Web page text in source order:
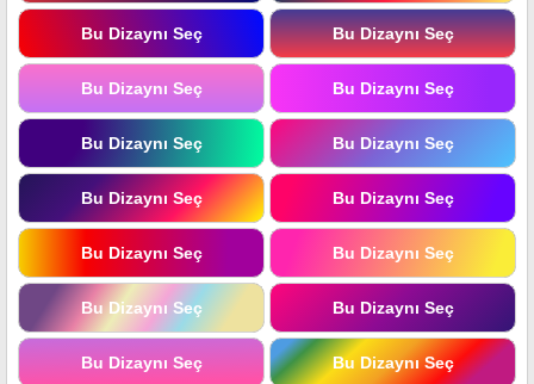
Bu Dizaynı Seç Bu Dizaynı Seç
Bu Dizaynı Seç Bu Dizaynı Seç
Bu Dizaynı Seç Bu Dizaynı Seç
Bu Dizaynı Seç Bu Dizaynı Seç
Bu Dizaynı Seç Bu Dizaynı Seç
Bu Dizaynı Seç Bu Dizaynı Seç
Bu Dizaynı Seç Bu Dizaynı Seç